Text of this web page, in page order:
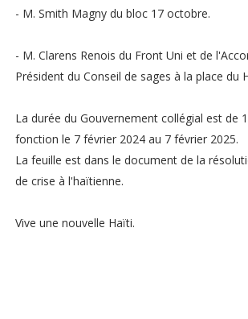
- M. Smith Magny du bloc 17 octobre.
- M. Clarens Renois du Front Uni et de
Président du Conseil de sages à la place du
La durée du Gouvernement collégial est de
fonction le 7 février 2024 au 7 février 2025.
La feuille est dans le document de la
de crise à l'haïtienne.
Vive une nouvelle Haïti.